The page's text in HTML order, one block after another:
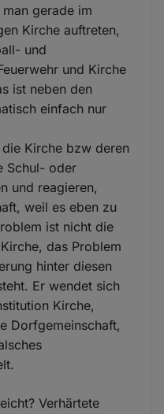
gerade im
Kirche auftreten,
und
und Kirche
ist neben den
einfach nur
Kirche bzw deren
Schul- oder
und reagieren,
weil es eben zu
ist nicht die
das Problem
hinter diesen
Er wendet sich
Kirche,
Dorfgemeinschaft,
Verhärtete